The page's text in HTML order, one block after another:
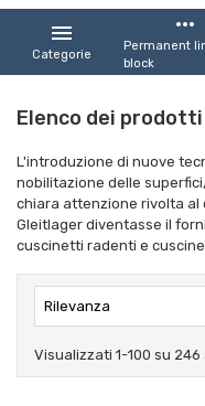

Categorie
more_horiz
Permanent
block
Elenco dei prodotti
L'introduzione di nuove
nobilitazione delle
chiara attenzione rivolta al
Gleitlager diventasse il
cuscinetti radenti e
Rilevanza
Visualizzati 1-100 su 246